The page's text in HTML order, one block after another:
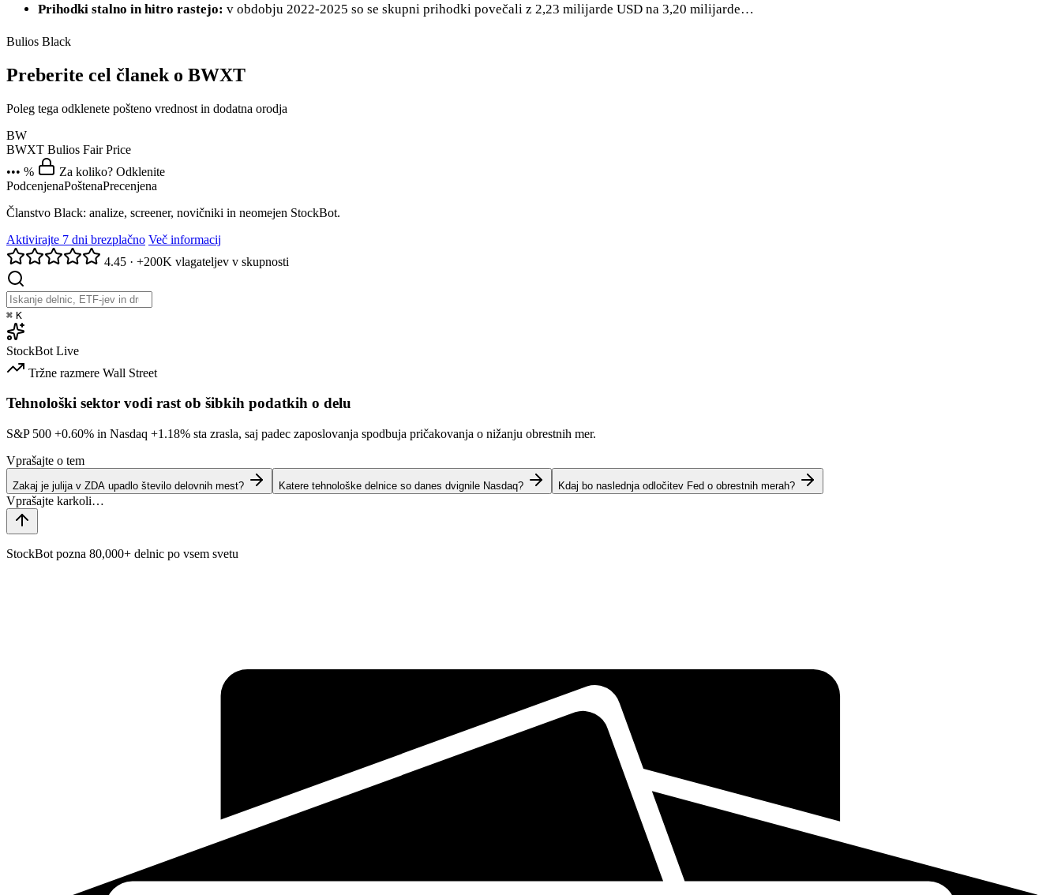
Prihodki stalno in hitro rastejo: v obdobju 2022-2025 so se skupni prihodki povečali z 2,23 milijarde USD na 3,20 milijarde…
Bulios Black
Preberite cel članek o BWXT
Poleg tega odklenete pošteno vrednost in dodatna orodja
BW
BWXT Bulios Fair Price
••• %
Za koliko? Odklenite
PodcenjenaPoštenaPrecenjena
Članstvo Black: analize, screener, novičniki in neomejen StockBot.
Aktivirajte 7 dni brezplačno Več informacij
4.45 · +200K vlagateljev v skupnosti
⌘ K
StockBot Live
Tržne razmere Wall Street
Tehnološki sektor vodi rast ob šibkih podatkih o delu
S&P 500 +0.60% in Nasdaq +1.18% sta zrasla, saj padec zaposlovanja spodbuja pričakovanja o nižanju obrestnih mer.
Vprašajte o tem
Zakaj je julija v ZDA upadlo število delovnih mest? Katere tehnološke delnice so danes dvignile Nasdaq? Kdaj bo naslednja odločitev Fed o obrestnih merah?
StockBot pozna 80,000+ delnic po vsem svetu